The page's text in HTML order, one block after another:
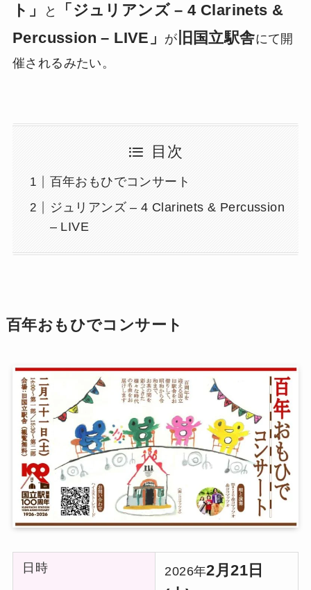
ト」
と
「ジュリアンズ – 4 Clarinets &
Percussion – LIVE」
が 旧国立駅舎にて開
催されるみたい。
目次
百年おもひでコンサート
ジュリアンズ – 4 Clarinets & Percussion
– LIVE
百年おもひでコンサート
日時 2026年2月21日